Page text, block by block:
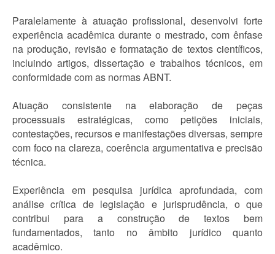
Paralelamente à atuação profissional, desenvolvi forte
experiência acadêmica durante o mestrado, com ênfase
na produção, revisão e formatação de textos científicos,
incluindo artigos, dissertação e trabalhos técnicos, em
conformidade com as normas ABNT.
Atuação consistente na elaboração de peças
processuais estratégicas, como petições iniciais,
contestações, recursos e manifestações diversas, sempre
com foco na clareza, coerência argumentativa e precisão
técnica.
Experiência em pesquisa jurídica aprofundada, com
análise crítica de legislação e jurisprudência, o que
contribui para a construção de textos bem
fundamentados, tanto no âmbito jurídico quanto
acadêmico.